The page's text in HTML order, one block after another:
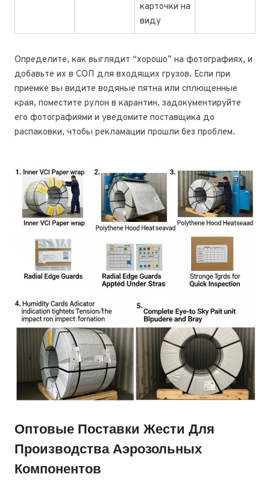
карточки на
виду
Определите, как выглядит “хорошо” на фотографиях, и
добавьте их в СОП для входящих грузов. Если при
приемке вы видите водяные пятна или сплющенные
края, поместите рулон в карантин, задокументируйте
его фотографиями и уведомите поставщика до
распаковки, чтобы рекламации прошли без проблем.
Оптовые Поставки Жести Для
Производства Аэрозольных
Компонентов